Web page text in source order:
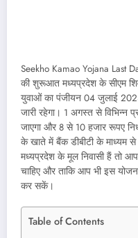
Seekho Kamao Yojana Last
की शुरूआत मध्यप्रदेश के सीएम
युवाओं का पंजीयन 04 जुलाई
जारी रहेगा। 1 अगस्त से विभिन्न
जाएगा और 8 से 10 हजार रूपए
के खाते में बैंक डीबीटी के माध्यम
मध्यप्रदेश के मूल निवासी हैं तो
चाहिए और ताकि आप भी इस
कर सकें।
Table of Contents